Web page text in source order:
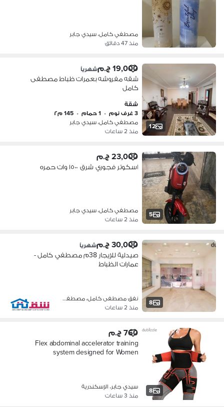
مصطفي كامل، سيدي جابر
منذ 47 دقائق
12
19,000 ج.م شهرياً
شقه مفروشه بعمرات ظباط مصطفى
كامل
شقة
3 غرف نوم
• 1 حمام • 145 م٢
مصطفي كامل، سيدي جابر
منذ 2 ساعات
5
23,000 ج.م
اسكوتر فجوري شرق ١٥٠٠ وات حمره
مصطفي كامل، سيدي جابر
منذ 2 ساعات
8
30,000 ج.م شهرياً
صيدلية للإيجار 38م مصطفي كامل -
عمارات الظباط
نفق مصطفى كامل، مصطفي كامل
منذ 2 ساعات
8
760 ج.م
Flex abdominal accelerator training
system designed for Women
سيدي جابر، الإسكندرية
منذ 3 ساعات